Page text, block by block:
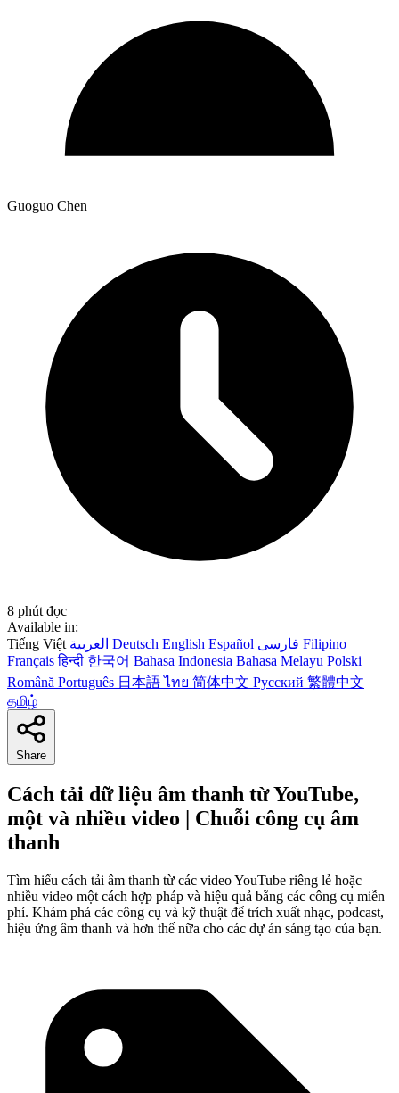
Guoguo Chen
8 phút đọc
Available in:
Tiếng Việt
Deutsch English Español
Filipino
Françaisहिन्दी 한국어 Bahasa Indonesia Bahasa Melayu Polski
Română Português 日本語ไทย 简体中文 Русский 繁體中文
தமிழ்
Share
Cách tải dữ liệu âm thanh từ YouTube,
một và nhiều video | Chuỗi công cụ âm
thanh
Tìm hiểu cách tải âm thanh từ các video YouTube riêng lẻ hoặc
nhiều video một cách hợp pháp và hiệu quả bằng các công cụ miễn
phí. Khám phá các công cụ và kỹ thuật để trích xuất nhạc, podcast,
hiệu ứng âm thanh và hơn thế nữa cho các dự án sáng tạo của bạn.